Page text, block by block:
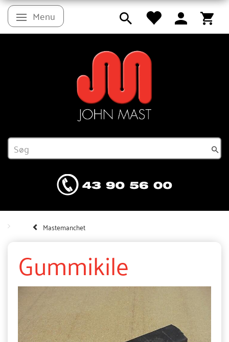
Skifte navigation
Menu
Mastemanchet
Gummikile